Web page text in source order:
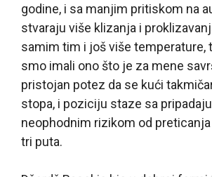
godine, i sa manjim pritiskom na
stvaraju više klizanja i
samim tim i još više temperature,
smo imali ono što je za mene
pristojan potez da se kući
stopa, i poziciju staze sa
neophodnim rizikom od
tri puta.